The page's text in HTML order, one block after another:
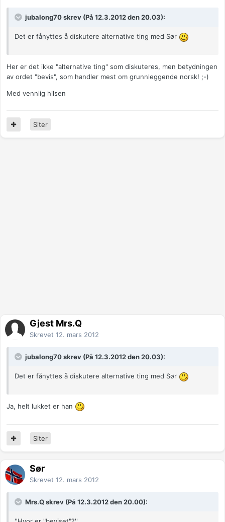
jubalong70 skrev (På 12.3.2012 den 20.03):
Det er fånyttes å diskutere alternative ting med Sør
Her er det ikke "alternative ting" som diskuteres, men betydningen
av ordet "bevis", som handler mest om grunnleggende norsk! ;-)
Med vennlig hilsen
Siter
Gjest Mrs.Q
Skrevet 12. mars 2012
jubalong70 skrev (På 12.3.2012 den 20.03):
Det er fånyttes å diskutere alternative ting med Sør
Ja, helt lukket er han
Siter
Sør
Skrevet 12. mars 2012
Mrs.Q skrev (På 12.3.2012 den 20.00):